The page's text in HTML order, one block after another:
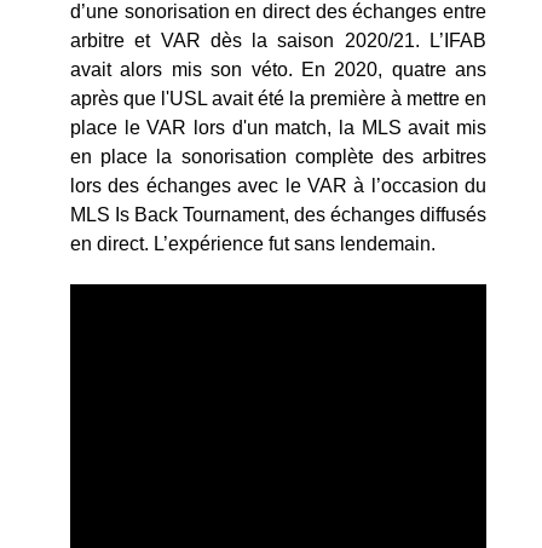
d’une sonorisation en direct des échanges entre
arbitre et VAR dès la saison 2020/21. L’IFAB
avait alors mis son véto. En 2020, quatre ans
après que l'USL avait été la première à mettre en
place le VAR lors d'un match, la MLS avait mis
en place la sonorisation complète des arbitres
lors des échanges avec le VAR à l’occasion du
MLS Is Back Tournament, des échanges diffusés
en direct. L’expérience fut sans lendemain.